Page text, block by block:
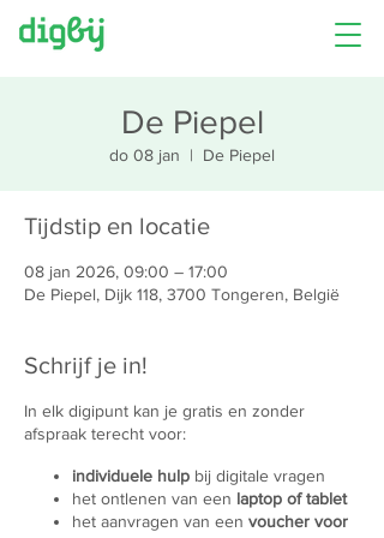
De Piepel
do 08 jan
  |
De Piepel
Tijdstip en locatie
08 jan 2026, 09:00 – 17:00
De Piepel, Dijk 118, 3700 Tongeren, België
Schrijf je in!
In elk digipunt kan je gratis en zonder
afspraak terecht voor:
individuele hulp bij digitale vragen
het ontlenen van een laptop of tablet
het aanvragen van een voucher voor